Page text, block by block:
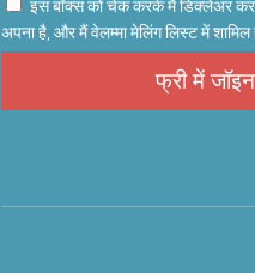
इस बॉक्स को चेक करके मैं डिक्लेअर
अपना है, और मैं वेलम्मा मेलिंग लिस्ट में
फ्री में